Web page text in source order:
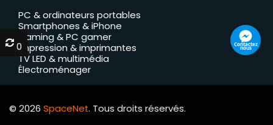
PC & ordinateurs portables
Smartphones & iPhone
Gaming & PC gamer
Impression & imprimantes
TV LED & multimédia
Électroménager
© 2026 SpaceNet. Tous droits réservés.
Contactez
nous
0
0